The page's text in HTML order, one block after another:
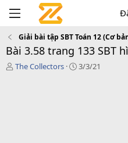
Giải bài tập SBT Toán 12 (Cơ
Bài 3.58 trang 133 SBT
T
The Collectors
C
3/3/21